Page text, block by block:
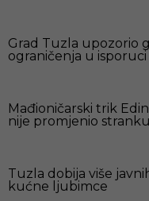
Grad Tuzla upozorio
ograničenja u
Mađioničarski trik
nije promjenio stranku
Tuzla dobija više
kućne ljubimce